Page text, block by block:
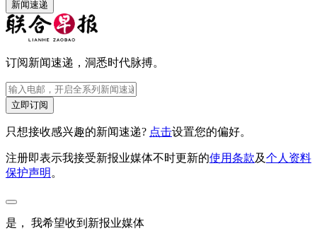
新闻速递
订阅新闻速递，洞悉时代脉搏。
立即订阅
只想接收感兴趣的新闻速递? 点击设置您的偏好。
注册即表示我接受新报业媒体不时更新的使用条款及个人资料
保护声明。
是， 我希望收到新报业媒体